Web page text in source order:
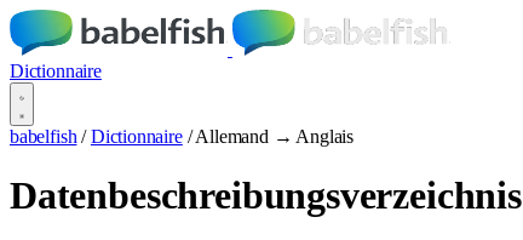
Dictionnaire
babelfish / Dictionnaire / Allemand → Anglais
Datenbeschreibungsverzeichnis